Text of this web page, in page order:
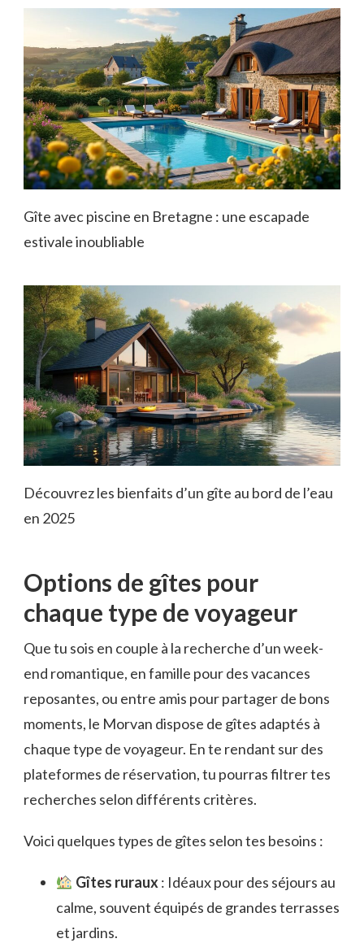
Gîte avec piscine en Bretagne : une escapade
estivale inoubliable
Découvrez les bienfaits d’un gîte au bord de l’eau
en 2025
Options de gîtes pour
chaque type de voyageur
Que tu sois en couple à la recherche d’un week-
end romantique, en famille pour des vacances
reposantes, ou entre amis pour partager de bons
moments, le Morvan dispose de gîtes adaptés à
chaque type de voyageur. En te rendant sur des
plateformes de réservation, tu pourras filtrer tes
recherches selon différents critères.
Voici quelques types de gîtes selon tes besoins :
Gîtes ruraux: Idéaux pour des séjours au
calme, souvent équipés de grandes terrasses
et jardins.